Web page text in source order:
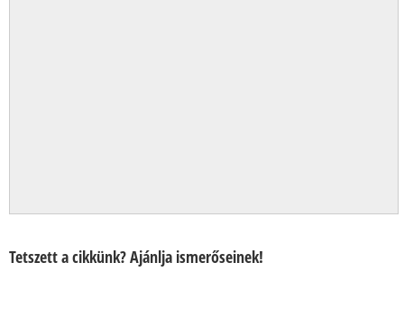
Tetszett a cikkünk? Ajánlja ismerőseinek!